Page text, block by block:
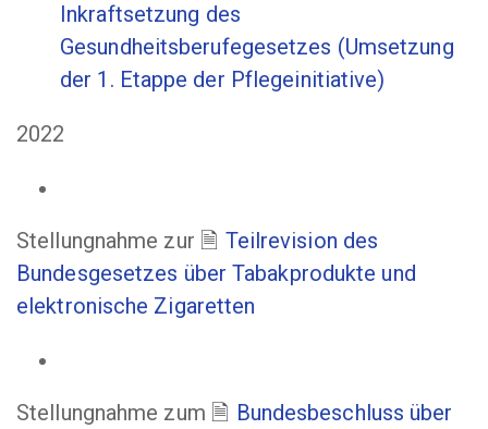
Inkraftsetzung des
Gesundheitsberufegesetzes (Umsetzung
der 1. Etappe der Pflegeinitiative)
2022
Stellungnahme zur
Teilrevision des
Bundesgesetzes über Tabakprodukte und
elektronische Zigaretten
Stellungnahme zum Bundesbeschluss über